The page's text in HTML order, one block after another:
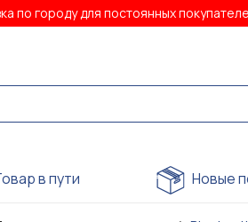
по городу для постоянных
в пути Новые